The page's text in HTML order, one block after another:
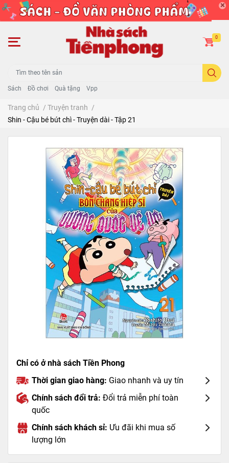
Sách Đồ chơi Quà tặng Vpp
0
Trang chủ / Truyện tranh /
Shin - Cậu bé bút chì - Truyện dài - Tập 21
Chỉ có ở nhà sách Tiền Phong
Thời gian giao hàng: Giao nhanh và uy tín
Chính sách đổi trả: Đổi trả miễn phí toàn
quốc
Chính sách khách sỉ: Ưu đãi khi mua số
lượng lớn